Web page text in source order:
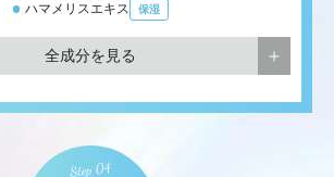
ハマメリスエキス 保湿
全成分を見る